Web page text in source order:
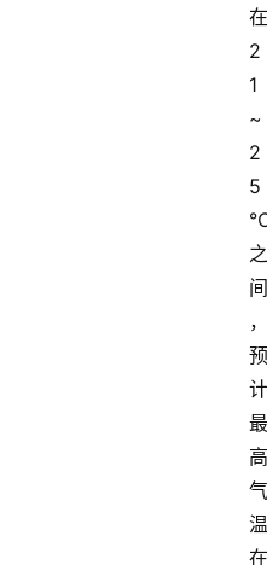
在
2
1
~
2
5
之
间
，
预
计
最
高
气
温
在